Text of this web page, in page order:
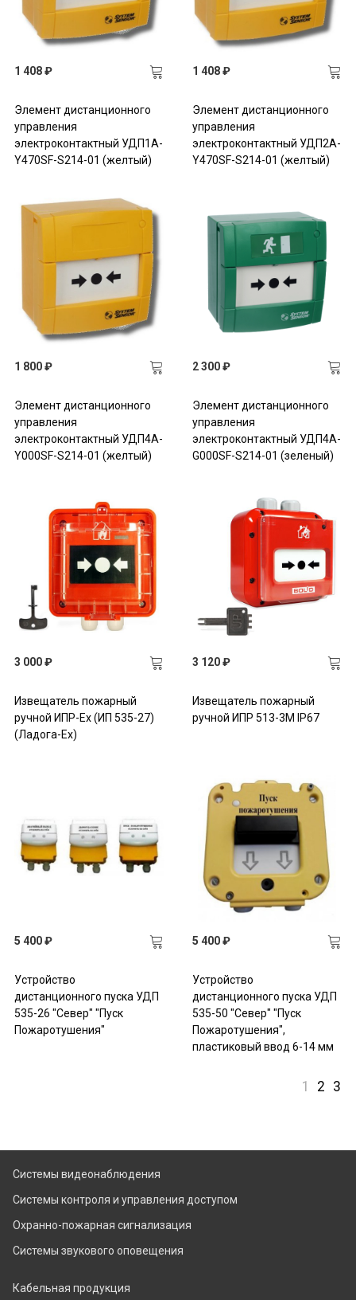
1 408 ₽
Элемент дистанционного
управления
электроконтактный УДП1A-
Y470SF-S214-01 (желтый)
1 408 ₽
Элемент дистанционного
управления
электроконтактный УДП2A-
Y470SF-S214-01 (желтый)
1 800 ₽
Элемент дистанционного
управления
электроконтактный УДП4A-
Y000SF-S214-01 (желтый)
2 300 ₽
Элемент дистанционного
управления
электроконтактный УДП4A-
G000SF-S214-01 (зеленый)
3 000 ₽
Извещатель пожарный
ручной ИПР-Ex (ИП 535-27)
(Ладога-Ex)
3 120 ₽
Извещатель пожарный
ручной ИПР 513-3М IP67
5 400 ₽
Устройство
дистанционного пуска УДП
535-26 "Север" "Пуск
Пожаротушения"
5 400 ₽
Устройство
дистанционного пуска УДП
535-50 "Север" "Пуск
Пожаротушения",
пластиковый ввод 6-14 мм
1 2 3
Системы видеонаблюдения
Системы контроля и управления доступом
Охранно-пожарная сигнализация
Системы звукового оповещения
Кабельная продукция